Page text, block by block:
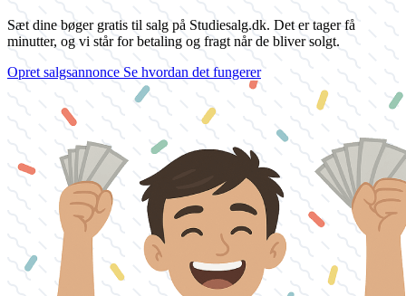
Sæt dine bøger gratis til salg på Studiesalg.dk. Det er tager få
minutter, og vi står for betaling og fragt når de bliver solgt.
Opret salgsannonce Se hvordan det fungerer